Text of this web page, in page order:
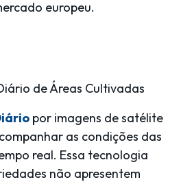
europeu.
de Áreas Cultivadas
por imagens de satélite
as condições das
real. Essa tecnologia
não apresentem